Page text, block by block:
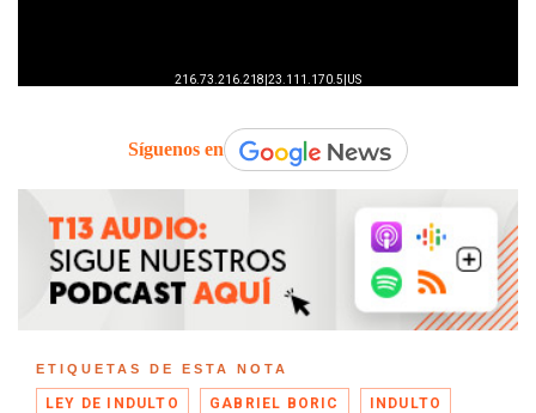
Síguenos en
ETIQUETAS DE ESTA NOTA
LEY DE INDULTO GABRIEL BORIC INDULTO